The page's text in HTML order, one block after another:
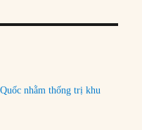
nhằm thống trị khu